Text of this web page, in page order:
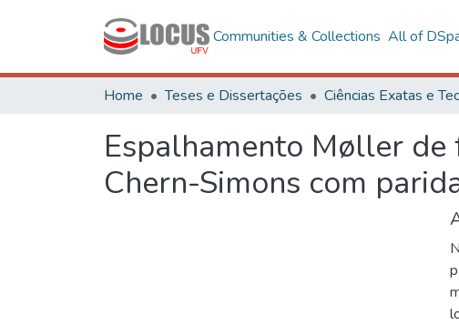
Communities & Collections All of
Home Teses e Dissertações
Espalhamento Møller
Chern-Simons com